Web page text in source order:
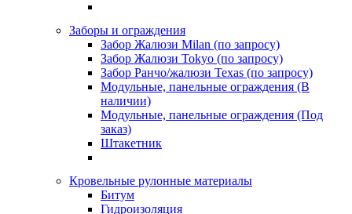
Заборы и ограждения
Забор Жалюзи Milan (по запросу)
Забор Жалюзи Tokyo (по запросу)
Забор Ранчо/жалюзи Texas (по запросу)
Модульные, панельные ограждения (В
наличии)
Модульные, панельные ограждения (Под
заказ)
Штакетник
Кровельные рулонные материалы
Битум
Гидроизоляция